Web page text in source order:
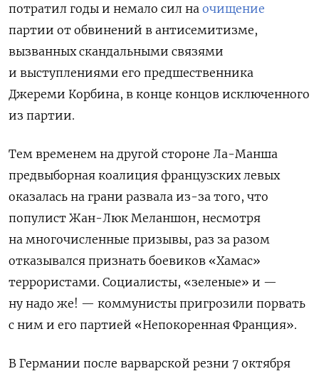
потратил годы и немало сил на очищение
партии от обвинений в антисемитизме,
вызванных скандальными связями
и выступлениями его предшественника
Джереми Корбина, в конце концов исключенного
из партии.
Тем временем на другой стороне Ла-Манша
предвыборная коалиция французских левых
оказалась на грани развала из-за того, что
популист Жан-Люк Меланшон, несмотря
на многочисленные призывы, раз за разом
отказывался признать боевиков «Хамас»
террористами. Социалисты, «зеленые» и —
ну надо же! — коммунисты пригрозили порвать
с ним и его партией «Непокоренная Франция».
В Германии после варварской резни 7 октября